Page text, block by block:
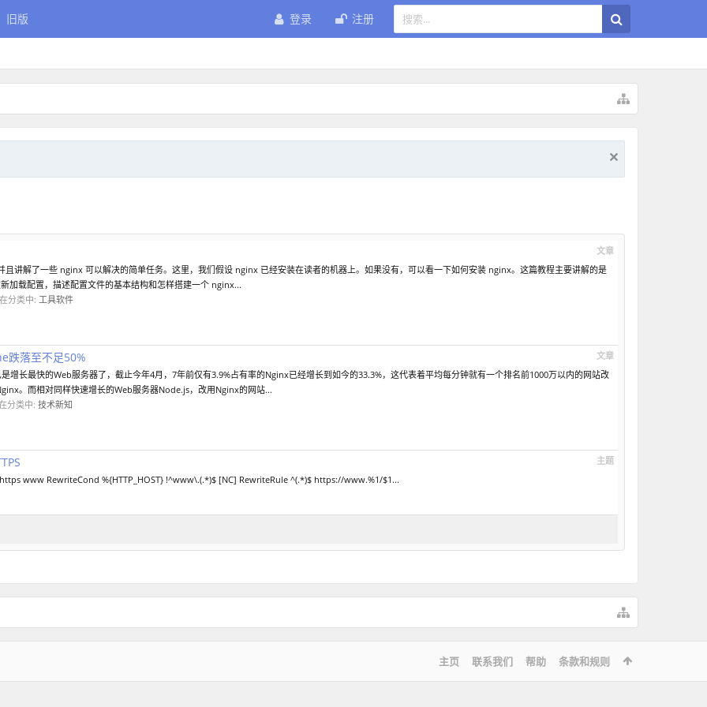
旧版 登录 注册
文章
且讲解了一些 nginx 可以解决的简单任务。这里，我们假设 nginx 已经安装在读者的机器上。如果没有，可以看一下如何安装 nginx。这篇教程主要讲解的是
加载配置，描述配置文件的基本结构和怎样搭建一个 nginx...
分类中: 工具软件
文章
跌落至不足50%
增长最快的Web服务器了，截止今年4月，7年前仅有3.9%占有率的Nginx已经增长到如今的33.3%，这代表着平均每分钟就有一个排名前1000万以内的网站改
。而相对同样快速增长的Web服务器Node.js，改用Nginx的网站...
分类中: 技术新知
主题
www RewriteCond %{HTTP_HOST} !^www\.(.*)$ [NC] RewriteRule ^(.*)$ https://www.%1/$1...
主页 联系我们 帮助 条款和规则